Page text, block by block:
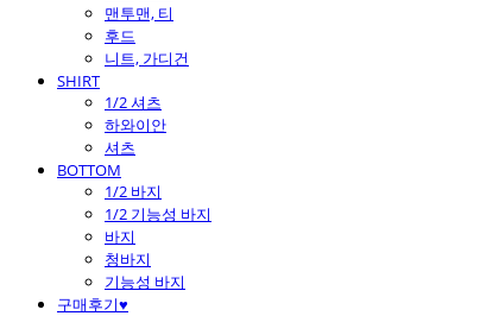
맨투맨, 티
후드
니트, 가디건
SHIRT
1/2 셔츠
하와이안
셔츠
BOTTOM
1/2 바지
1/2 기능성 바지
바지
청바지
기능성 바지
구매후기♥